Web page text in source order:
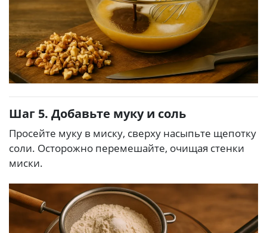
Шаг 5. Добавьте муку и соль
Просейте муку в миску, сверху насыпьте щепотку
соли. Осторожно перемешайте, очищая стенки
миски.